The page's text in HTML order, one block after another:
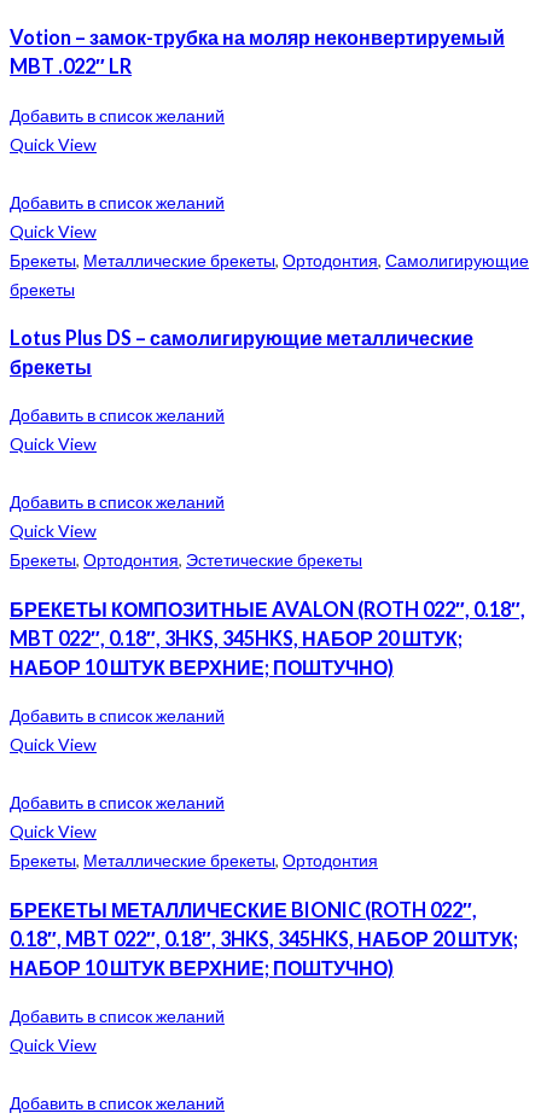
Votion – замок-трубка на моляр неконвертируемый
MBT .022″ LR
Добавить в список желаний
Quick View
Добавить в список желаний
Quick View
Брекеты, Металлические брекеты, Ортодонтия, Самолигирующие
брекеты
Lotus Plus DS – самолигирующие металлические
брекеты
Добавить в список желаний
Quick View
Добавить в список желаний
Quick View
Брекеты, Ортодонтия, Эстетические брекеты
БРЕКЕТЫ КОМПОЗИТНЫЕ AVALON (ROTH 022″, 0.18″,
MBT 022″, 0.18″, 3HKS, 345HKS, НАБОР 20 ШТУК;
НАБОР 10 ШТУК ВЕРХНИЕ; ПОШТУЧНО)
Добавить в список желаний
Quick View
Добавить в список желаний
Quick View
Брекеты, Металлические брекеты, Ортодонтия
БРЕКЕТЫ МЕТАЛЛИЧЕСКИЕ BIONIC (ROTH 022″,
0.18″, MBT 022″, 0.18″, 3HKS, 345HKS, НАБОР 20 ШТУК;
НАБОР 10 ШТУК ВЕРХНИЕ; ПОШТУЧНО)
Добавить в список желаний
Quick View
Добавить в список желаний